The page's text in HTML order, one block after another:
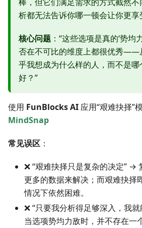
析都无法告诉你哪一顿会让你更享
核心问题 ：“这些选项是真的‘势
否在不可比的维度上都很优秀——
乎我想成为什么样的人，而不是
好？”
使用 FunBlocks AI 应用“艰难抉择”
MindSnap
常见误区 ：
❌ “艰难抉择只是复杂的决定” →
更多的数据来解决；而艰难抉择
情况下依然困难。
❌ “只要我分析得足够深入，我就
当选项势均力敌时，并不存在一